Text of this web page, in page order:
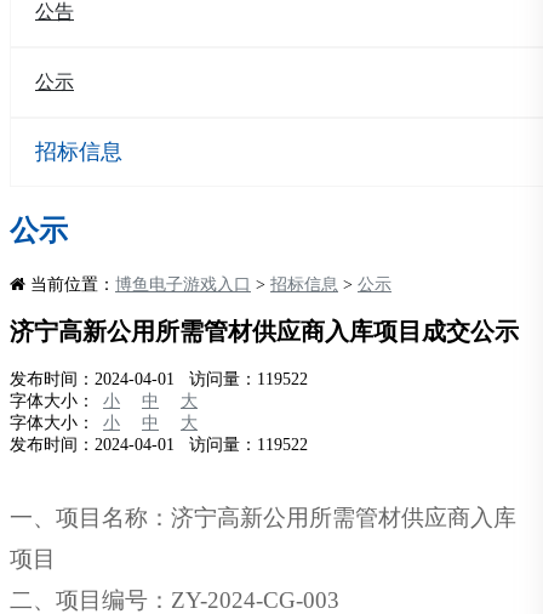
公告
公示
招标信息
公示
当前位置： 博鱼电子游戏入口 > 招标信息 > 公示
济宁高新公用所需管材供应商入库项目成交公示
发布时间：2024-04-01 访问量：119522
字体大小：
小 中
大
字体大小：
小 中
大
发布时间：2024-04-01 访问量：119522
一、 项目名称：济宁高新公用所需管材供应商入库
项目
二、 项目编号 ： ZY-2024-CG-003